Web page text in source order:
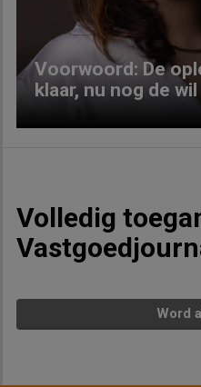
Voorwoord: De
klaar, nu nog de wil
Volledig
Word